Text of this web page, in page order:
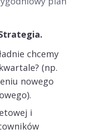
chcemy
(np.
nowego
i